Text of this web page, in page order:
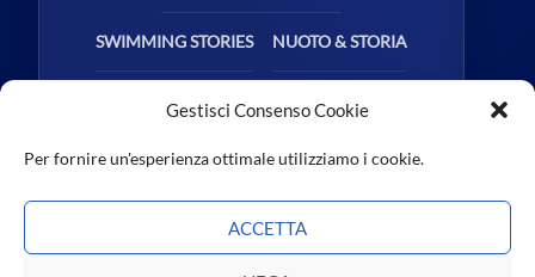
Gestisci Consenso Cookie
Per fornire un'esperienza ottimale utilizziamo i cookie.
ACCETTA
SWIMMING STORIES NUOTO & STORIA
NUOTO & SALUTE